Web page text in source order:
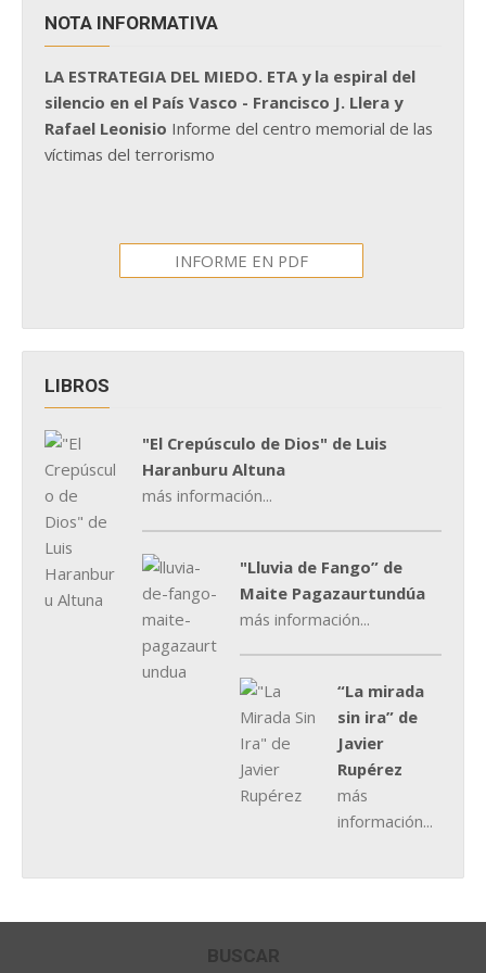
NOTA INFORMATIVA
LA ESTRATEGIA DEL MIEDO. ETA y la espiral del
silencio en el País Vasco - Francisco J. Llera y
Rafael Leonisio Informe del centro memorial de las
víctimas del terrorismo
INFORME EN PDF
LIBROS
"El Crepúsculo de Dios" de Luis
Haranburu Altuna
más información...
"Lluvia de Fango” de
Maite Pagazaurtundúa
más información...
“La mirada
sin ira” de
Javier
Rupérez
más
información...
BUSCAR